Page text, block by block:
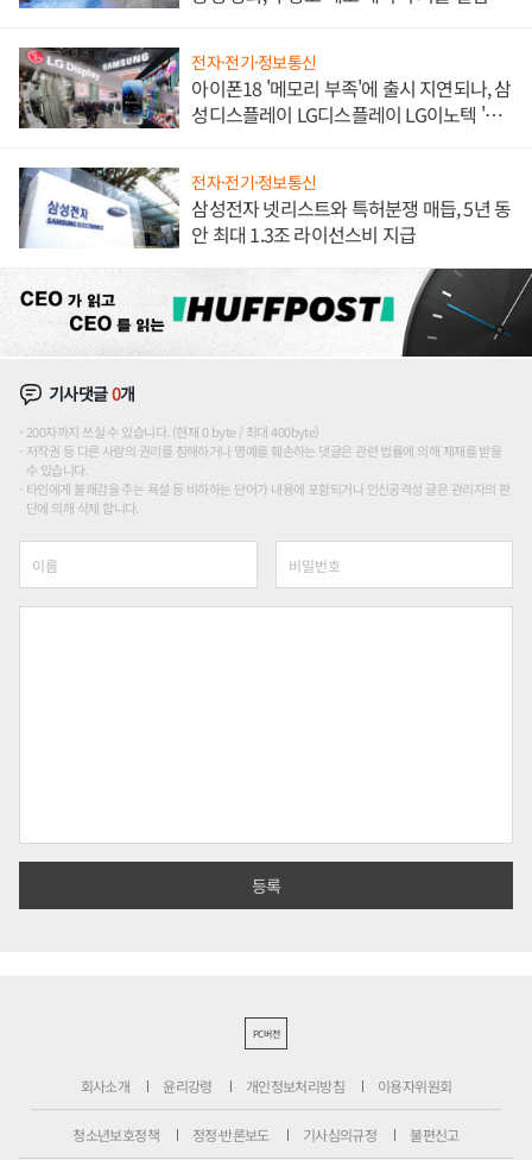
전자·전기·정보통신
아이폰18 '메모리 부족'에 출시 지연되나, 삼
성디스플레이 LG디스플레이 LG이노텍 '탈
전자·전기·정보통신
삼성전자 넷리스트와 특허분쟁 매듭, 5년 동
안 최대 1.3조 라이선스비 지급
기사댓글0개
200자까지 쓰실 수 있습니다. (현재 0 byte / 최대 400byte)
저작권 등 다른 사람의 권리를 침해하거나 명예를 훼손하는 댓글은 관련 법률에 의해 제재를 받을
수 있습니다.
타인에게 불쾌감을 주는 욕설 등 비하하는 단어가 내용에 포함되거나 인신공격성 글은 관리자의 판
단에 의해 삭제 합니다.
PC버전
회사소개 윤리강령 개인정보처리방침 이용자위원회
청소년보호정책 정정·반론보도 기사심의규정 불편신고